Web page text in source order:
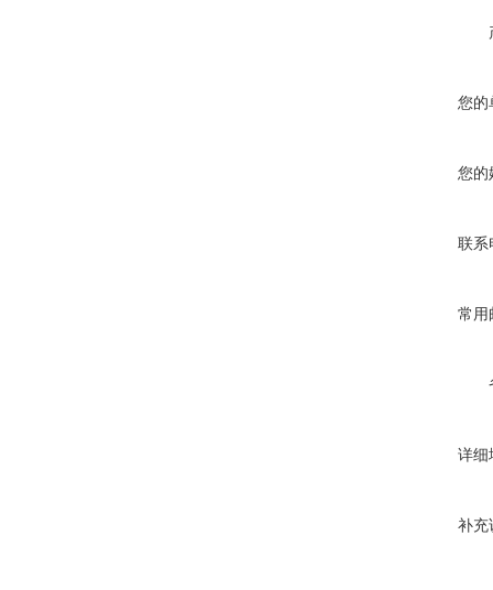
您的
您的
联系
常用
详细
补充